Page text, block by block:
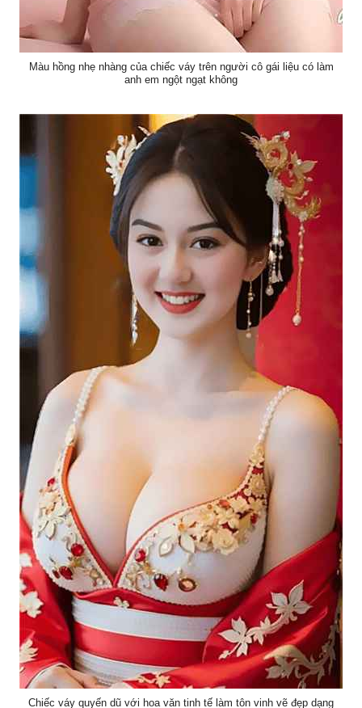
Màu hồng nhẹ nhàng của chiếc váy trên người cô gái liệu có làm
anh em ngột ngạt không
Chiếc váy quyến dũ với hoa văn tinh tế làm tôn vinh vẽ đẹp dạng